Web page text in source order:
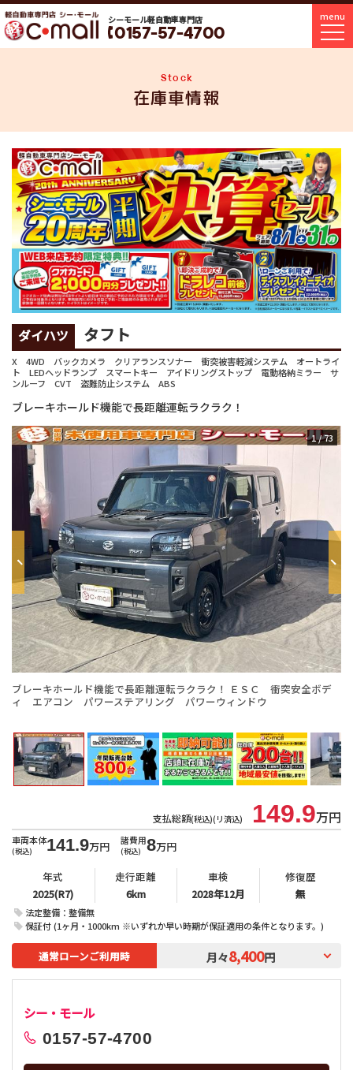
シーモール軽自動車専門店
0157-57-4700
menu
Stock
在庫車情報
ダイハツ タフト
X 4WD バックカメラ クリアランスソナー 衝突被害軽減システム オートライ
ト LEDヘッドランプ スマートキー アイドリングストップ 電動格納ミラー サ
ンルーフ CVT 盗難防止システム ABS
ブレーキホールド機能で長距離運転ラクラク！
ブレーキホールド機能で長距離運転ラクラク！ ＥＳＣ 衝突安全ボデ
ィ エアコン パワーステアリング パワーウィンドウ
1/73
支払総額(税込)(リ済込) 149.9万円
車両本体
(税込) 141.9万円 諸費用
(税込) 8万円
法定整備：整備無
保証付 (1ヶ月・1000km ※いずれか早い時期が保証適用の条件となります。)
年式
2025(R7)
走行距離
6km
車検
2028年12月
修復歴
無
通常ローンご利用時 月々8,400円
シー・モール
0157-57-4700